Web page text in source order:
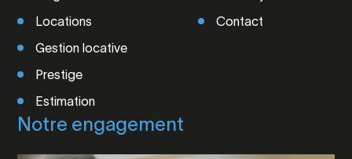
Locations
Gestion locative
Prestige
Estimation
Contact
Notre engagement